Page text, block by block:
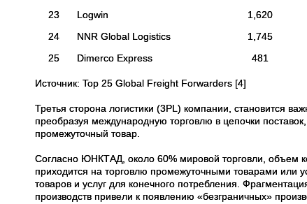
23
Logwin 1,620
24
NNR Global Logistics 1,745
25
Dimerco Express 481
Источник: Top 25 Global Freight Forwarders [4]
Третья сторона логистики (3PL) компании, становится
преобразуя международную торговлю в цепочки
промежуточный товар.
Согласно ЮНКТАД, около 60% мировой торговли, объем
приходится на торговлю промежуточными товарами или
товаров и услуг для конечного потребления.
производств привели к появлению «безграничных»